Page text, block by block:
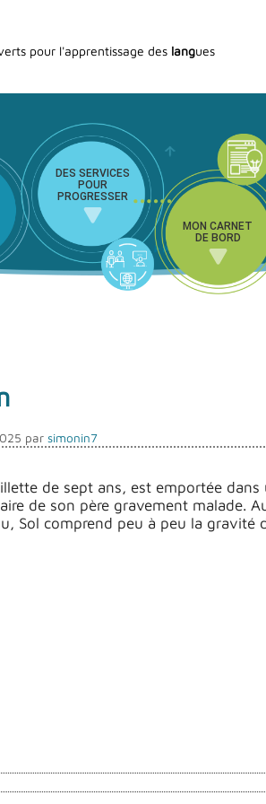
pour l'apprentissage des langues
DES SERVICES
POUR
PROGRESSER
MON CARNET
DE BORD
parsimonin7
de sept ans, est emportée
de son père gravement malade.
Sol comprend peu à peu la gravité